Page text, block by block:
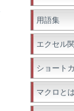
用語集
エクセル
ショート
マクロと